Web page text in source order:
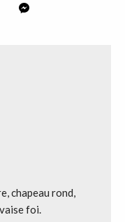
chapeau rond,
foi.